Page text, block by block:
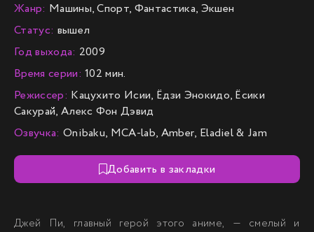
Жанр: Машины, Спорт, Фантастика, Экшен
Статус: вышел
Год выхода: 2009
Время серии: 102 мин.
Режиссер: Кацухито Исии, Ёдзи Энокидо, Ёсики
Сакурай, Алекс Фон Дэвид
Озвучка: Onibaku, MCA-lab, Amber, Eladiel & Jam
Добавить в закладки
Джей Пи, главный герой этого аниме, — смелый и